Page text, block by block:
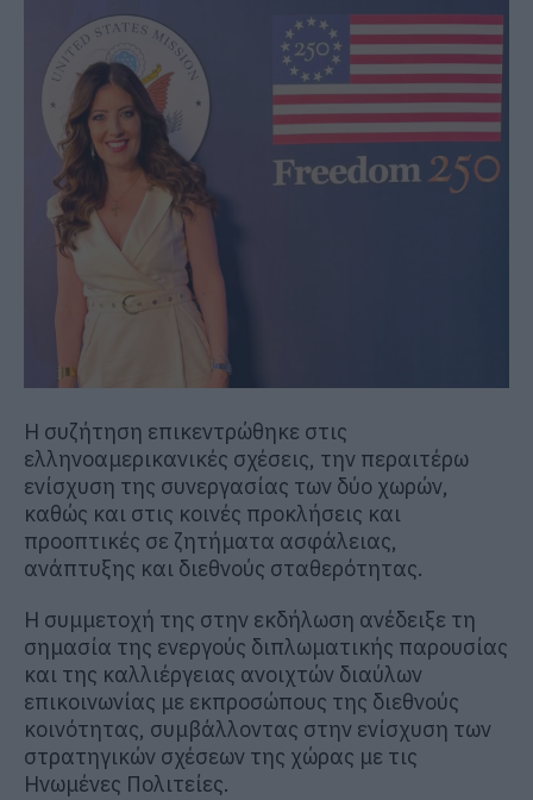
Η συζήτηση επικεντρώθηκε στις
ελληνοαμερικανικές σχέσεις, την περαιτέρω
ενίσχυση της συνεργασίας των δύο χωρών,
καθώς και στις κοινές προκλήσεις και
προοπτικές σε ζητήματα ασφάλειας,
ανάπτυξης και διεθνούς σταθερότητας.
Η συμμετοχή της στην εκδήλωση ανέδειξε τη
σημασία της ενεργούς διπλωματικής παρουσίας
και της καλλιέργειας ανοιχτών διαύλων
επικοινωνίας με εκπροσώπους της διεθνούς
κοινότητας, συμβάλλοντας στην ενίσχυση των
στρατηγικών σχέσεων της χώρας με τις
Ηνωμένες Πολιτείες.